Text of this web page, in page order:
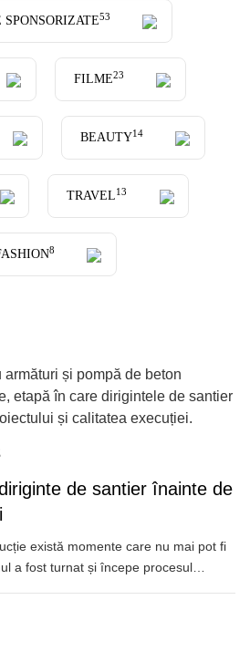
53
FILME23
BEAUTY14
TRAVEL13
8
de santier înainte de
există momente care nu mai pot fi
a fost turnat și începe procesul…